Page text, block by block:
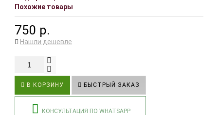
Похожие товары
750 р.
Нашли дешевле
В КОРЗИНУ БЫСТРЫЙ ЗАКАЗ
КОНСУЛЬТАЦИЯ ПО WHATSAPP